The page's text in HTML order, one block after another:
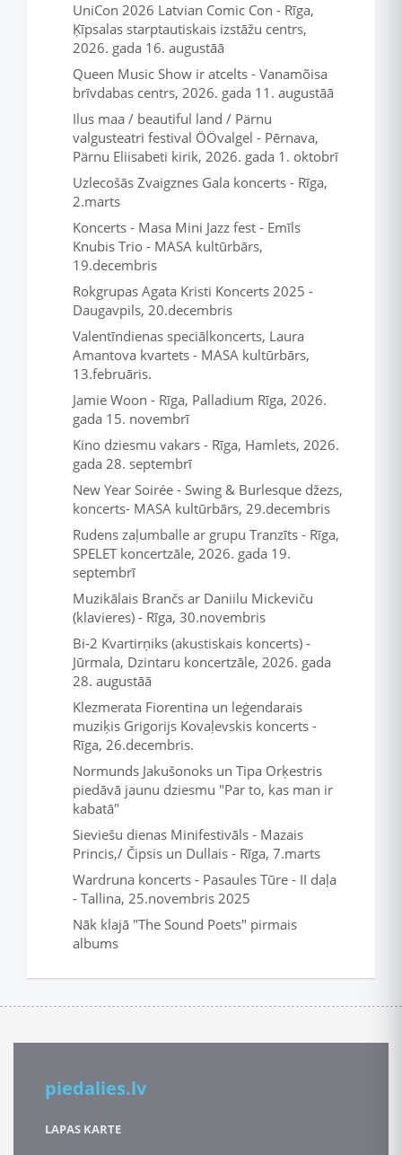
UniCon 2026 Latvian Comic Con - Rīga,
Ķīpsalas starptautiskais izstāžu centrs,
2026. gada 16. augustāā
Queen Music Show ir atcelts - Vanamõisa
brīvdabas centrs, 2026. gada 11. augustāā
Ilus maa / beautiful land / Pärnu
valgusteatri festival ÖÖvalgel - Pērnava,
Pärnu Eliisabeti kirik, 2026. gada 1. oktobrī
Uzlecošās Zvaigznes Gala koncerts - Rīga,
2.marts
Koncerts - Masa Mini Jazz fest - Emīls
Knubis Trio - MASA kultūrbārs,
19.decembris
Rokgrupas Agata Kristi Koncerts 2025 -
Daugavpils, 20.decembris
Valentīndienas speciālkoncerts, Laura
Amantova kvartets - MASA kultūrbārs,
13.februāris.
Jamie Woon - Rīga, Palladium Rīga, 2026.
gada 15. novembrī
Kino dziesmu vakars - Rīga, Hamlets, 2026.
gada 28. septembrī
New Year Soirée - Swing & Burlesque džezs,
koncerts- MASA kultūrbārs, 29.decembris
Rudens zaļumballe ar grupu Tranzīts - Rīga,
SPELET koncertzāle, 2026. gada 19.
septembrī
Muzikālais Brančs ar Daniilu Mickeviču
(klavieres) - Rīga, 30.novembris
Bi-2 Kvartirņiks (akustiskais koncerts) -
Jūrmala, Dzintaru koncertzāle, 2026. gada
28. augustāā
Klezmerata Fiorentina un leģendarais
muziķis Grigorijs Kovaļevskis koncerts -
Rīga, 26.decembris.
Normunds Jakušonoks un Tipa Orķestris
piedāvā jaunu dziesmu "Par to, kas man ir
kabatā"
Sieviešu dienas Minifestivāls - Mazais
Princis,/ Čipsis un Dullais - Rīga, 7.marts
Wardruna koncerts - Pasaules Tūre - II daļa
- Tallina, 25.novembris 2025
Nāk klajā "The Sound Poets" pirmais
albums
piedalies.lv
LAPAS KARTE